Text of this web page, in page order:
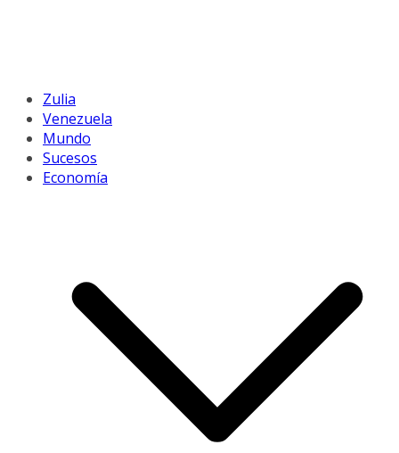
Zulia
Venezuela
Mundo
Sucesos
Economía